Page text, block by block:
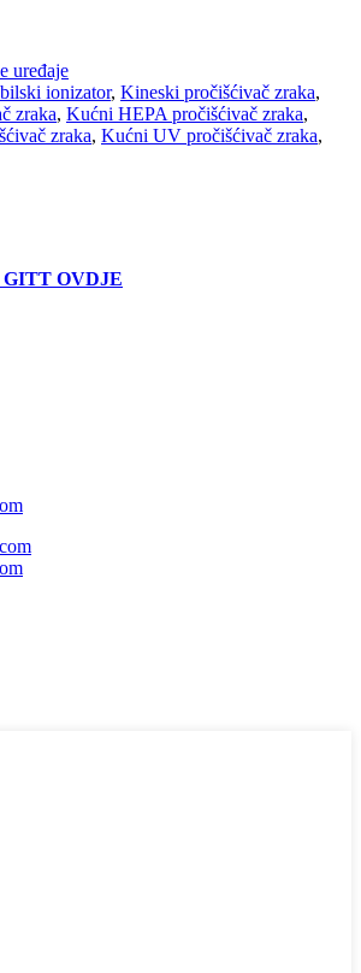
uređaje
ionizator, Kineski pročišćivač zraka,
zraka, Kućni HEPA pročišćivač zraka,
zraka, Kućni UV pročišćivač zraka,
OVDJE